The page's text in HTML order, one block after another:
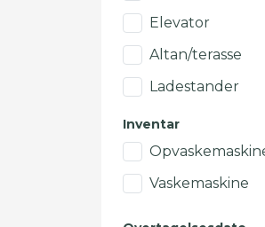
Elevator
Altan/terasse
Ladestander
Inventar
Vaskemaskine